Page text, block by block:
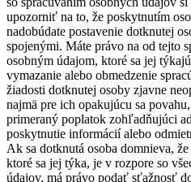
upozorniť na to, že poskytnutím
nadobúdate postavenie dotknutej
spojenými. Máte právo na od tejto
osobným údajom, ktoré sa jej
vymazanie alebo obmedzenie
žiadosti dotknutej osoby zjavne
najmä pre ich opakujúcu sa
primeraný poplatok zohľadňujúci
poskytnutie informácií alebo
Ak sa dotknutá osoba domnieva,
ktoré sa jej týka, je v rozpore so
údajov, má právo podať sťažnosť